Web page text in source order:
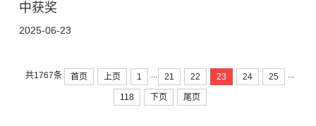
中获奖
2025-06-23
共1767条 首页 上页 1 ... 21 22 23 24 25 ...
118 下页 尾页